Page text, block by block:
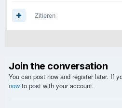
Zitieren
Join the conversation
You can post now and register later. If
now to post with your account.